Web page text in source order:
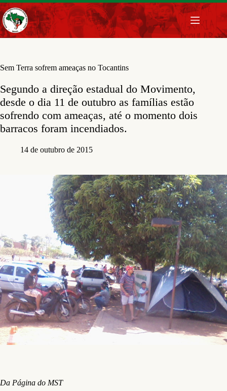
Pular
para
o
conteúdo
Sem Terra sofrem ameaças no Tocantins
Segundo a direção estadual do Movimento,
desde o dia 11 de outubro as famílias estão
sofrendo com ameaças, até o momento dois
barracos foram incendiados.
14 de outubro de 2015
Da Página do MST